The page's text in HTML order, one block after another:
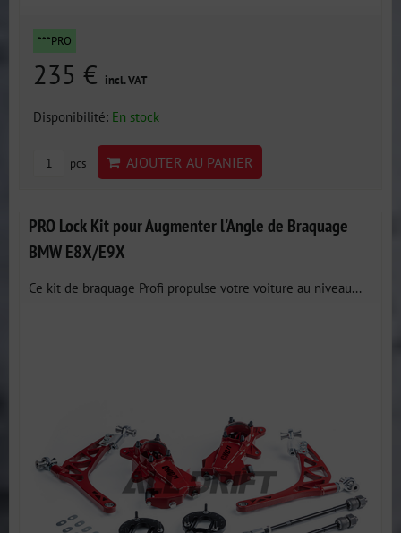
***PRO
235 € incl. VAT
Disponibilité: En stock
pcs AJOUTER AU PANIER
PRO Lock Kit pour Augmenter l'Angle de Braquage
BMW E8X/E9X
Ce kit de braquage Profi propulse votre voiture au niveau...